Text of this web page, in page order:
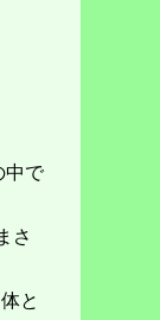
中で
さ
と